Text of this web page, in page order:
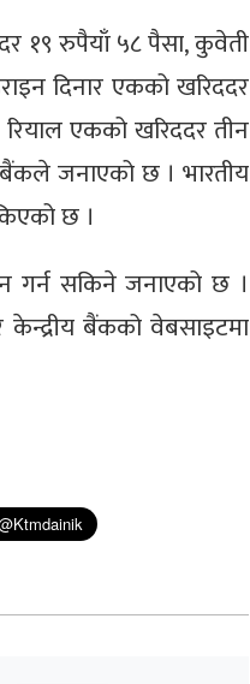
१९ रुपैयाँ ५८ पैसा, कुवेती
दिनार एकको खरिददर
एकको खरिददर तीन
बैंकले जनाएको छ । भारतीय
छ ।
गर्न सकिने जनाएको छ ।
बैंकको वेबसाइटमा